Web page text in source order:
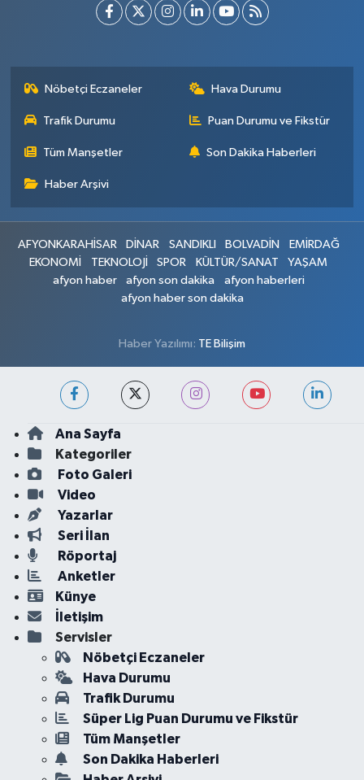
Nöbetçi Eczaneler Hava Durumu
Trafik Durumu Puan Durumu ve Fikstür
Tüm Manşetler Son Dakika Haberleri
Haber Arşivi
AFYONKARAHİSAR DİNAR SANDIKLI BOLVADİN
EMİRDAĞ
EKONOMİ
TEKNOLOJİ SPOR KÜLTÜR/SANAT
YAŞAM
afyon haber
afyon son dakika
afyon haberleri
afyon haber son dakika
Haber Yazılımı: TE Bilişim
Ana Sayfa
Kategoriler
Foto Galeri
Video
Yazarlar
Seri İlan
Röportaj
Anketler
Künye
İletişim
Servisler
Nöbetçi Eczaneler
Hava Durumu
Trafik Durumu
Süper Lig Puan Durumu ve Fikstür
Tüm Manşetler
Son Dakika Haberleri